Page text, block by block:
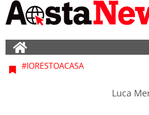
#IORESTOACASA
Luca